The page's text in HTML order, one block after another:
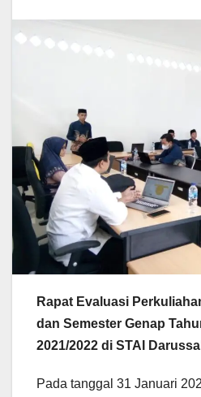
Rapat Evaluasi
dan Semester Genap
2021/2022 di STAI
Pada tanggal 31 Januari